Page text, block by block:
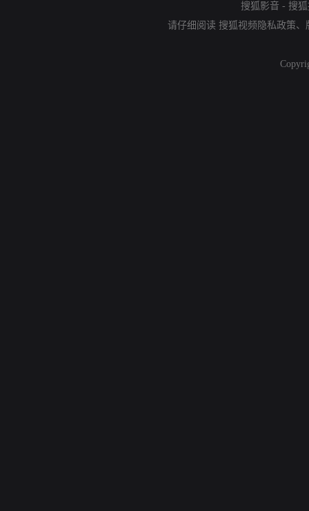
搜狐影音 - 搜
请仔细阅读 搜狐视频隐私政策、